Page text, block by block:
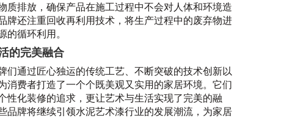
质排放，确保产品在施工过程中不会对人体和环境造
牌还注重回收再利用技术，将生产过程中的废弃物进
的循环利用。
的完美融合
们通过匠心独运的传统工艺、不断突破的技术创新以
消费者打造了一个个既美观又实用的家居环境。它们
性化装修的追求，更让艺术与生活实现了完美的融
品牌将继续引领水泥艺术漆行业的发展潮流，为家居